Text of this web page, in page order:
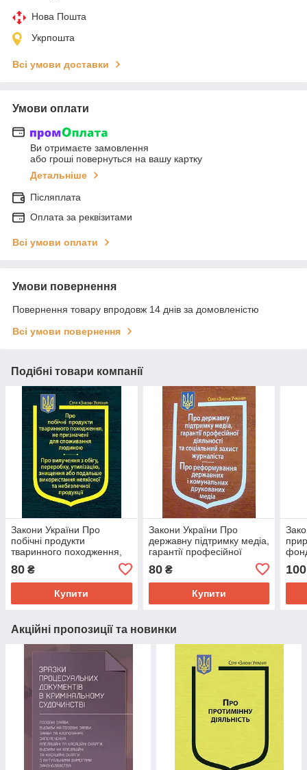
Нова Пошта
Укрпошта
Всі умови доставки
Умови оплати
Ви отримаєте замовлення
або гроші повернуться на вашу картку
Детальніше
Післяплата
Оплата за реквізитами
Всі умови оплати
Умови повернення
Повернення товару впродовж 14 днів за домовленістю
Всі умови повернення
Подібні товари компанії
Закони України Про
побічні продукти
тваринного походження,
споживання людиною,
Про вилучення
80 ₴
Купити
Закони України Про
державну підтримку медіа,
гарантії професійної
діяльності та соціальний
захист журналіста, Про
реформування дер
80₴
Купити
100
Акційні пропозиції та новинки